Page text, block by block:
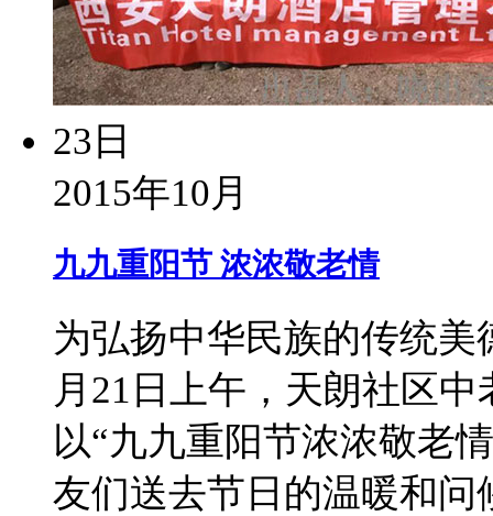
23日
2015年10月
九九重阳节 浓浓敬老情
为弘扬中华民族的传统
月21日上午，天朗社区
以“九九重阳节浓浓敬老
友们送去节日的温暖和